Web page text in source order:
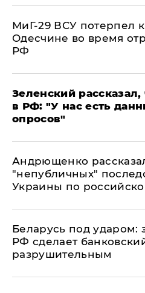
МиГ-29 ВСУ потерпел
Одесчине во время
РФ
​Зеленский
в РФ: "У нас есть
опросов"
Андрющенко
"непубличных"
Украины по
Беларусь под ударом:
РФ сделает
разрушительным